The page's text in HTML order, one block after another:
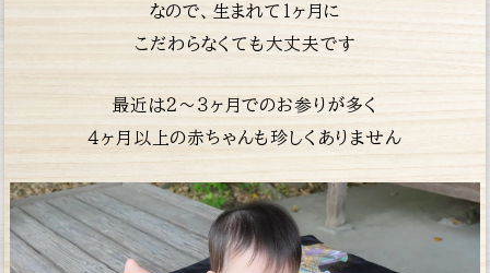
なので、生まれて１ヶ月に
こだわらなくても大丈夫です
最近は２〜３ヶ月でのお参りが多く
４ヶ月以上の赤ちゃんも珍しくありません